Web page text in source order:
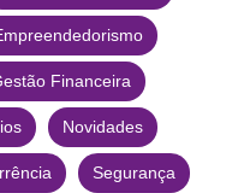
Financeira
Novidades
Segurança